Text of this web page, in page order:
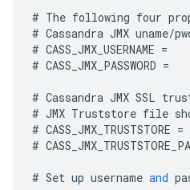
# The following four
# Cassandra JMX uname/
# CASS_JMX_USERNAME =
# CASS_JMX_PASSWORD =
# Cassandra JMX SSL
# JMX Truststore file
# CASS_JMX_TRUSTSTORE =
#
# Set up username and